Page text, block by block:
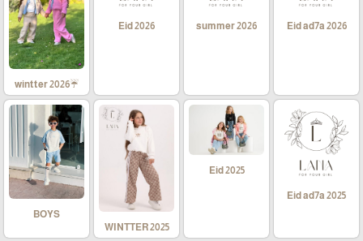
Eid ad7a 2026
summer 2026
Eid 2026
☔wintter 2026
Eid ad7a 2025
Eid 2025
WINTTER 2025
BOYS